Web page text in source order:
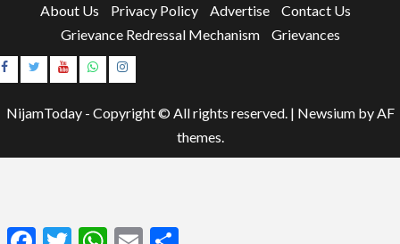
About Us Privacy Policy Advertise
Contact Us
Grievance Redressal Mechanism
Grievances
Instagram
NijamToday - Copyright © All rights reserved. | Newsiumby AF
themes.
FacebookTwitterWhatsApp
Email